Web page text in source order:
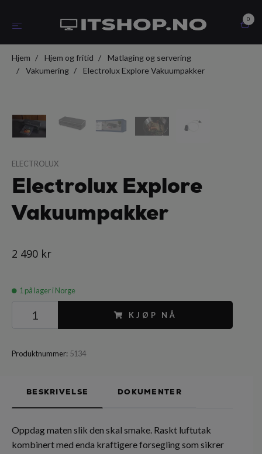
0
Hjem Hjem og fritid
Matlaging og servering
Vakumering
Electrolux Explore Vakuumpakker
ELECTROLUX
Electrolux Explore
Vakuumpakker
2 490 kr
1 på lager i Norge
KJØP NÅ
Produktnummer: 5134
BESKRIVELSE DOKUMENTER
Oppdag maten slik den skal smake. Raskt luftutak
kombinert med enda kraftigere forsegling som sikrer